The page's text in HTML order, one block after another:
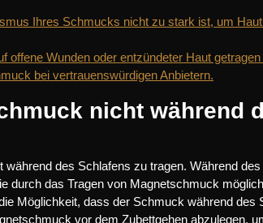
Ihres Schmucks nicht zu stark ist, um
offene Wunden oder entzündeter Haut getragen
bei vertrauenswürdigen Anbietern.
nicht während
des Schlafens zu tragen. Während
durch das Tragen von Magnetschmuck
Möglichkeit, dass der Schmuck während des
vor dem Zubettgehen abzulegen,